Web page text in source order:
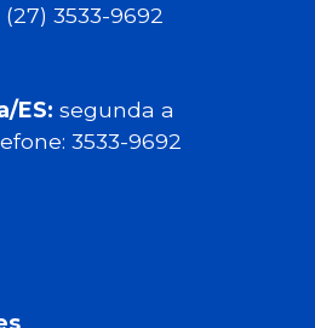
3533-9692
ES: segunda a
3533-9692